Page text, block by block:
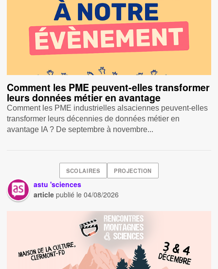
Comment les PME peuvent-elles transformer
leurs données métier en avantage
Comment les PME industrielles alsaciennes peuvent-elles
transformer leurs décennies de données métier en
avantage IA ? De septembre à novembre...
SCOLAIRES PROJECTION
astu 'sciences
article publié le04/08/2026